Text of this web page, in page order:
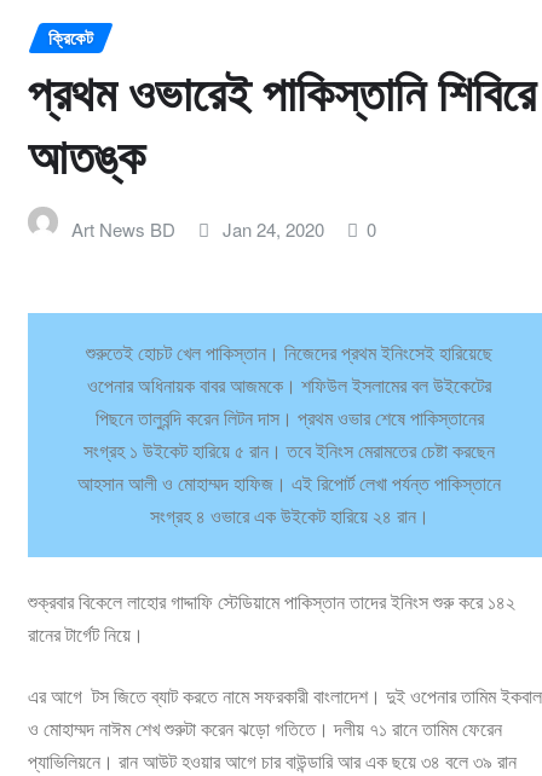
ক্রিকেট
প্রথম ওভারেই পাকিস্তানি শিবিরে
আতঙ্ক
Art News BD Jan 24, 2020 0
শুরুতেই হোচট খেল পাকিস্তান। নিজেদের প্রথম ইনিংসেই হারিয়েছে
ওপেনার অধিনায়ক বাবর আজমকে। শফিউল ইসলামের বল উইকেটের
পিছনে তালুবন্দি করেন লিটন দাস। প্রথম ওভার শেষে পাকিস্তানের
সংগ্রহ ১ উইকেট হারিয়ে ৫ রান। তবে ইনিংস মেরামতের চেষ্টা করছেন
আহসান আলী ও মোহাম্মদ হাফিজ। এই রিপোর্ট লেখা পর্যন্ত পাকিস্তানে
সংগ্রহ ৪ ওভারে এক উইকেট হারিয়ে ২৪ রান।
শুক্রবার বিকেলে লাহোর গাদ্দাফি স্টেডিয়ামে পাকিস্তান তাদের ইনিংস শুরু করে ১৪২
রানের টার্গেট নিয়ে।
এর আগে টস জিতে ব্যাট করতে নামে সফরকারী বাংলাদেশ। দুই ওপেনার তামিম ইকবাল
ও মোহাম্মদ নাঈম শেখ শুরুটা করেন ঝড়ো গতিতে। দলীয় ৭১ রানে তামিম ফেরেন
প্যাভিলিয়নে। রান আউট হওয়ার আগে চার বাউন্ডারি আর এক ছয়ে ৩৪ বলে ৩৯ রান